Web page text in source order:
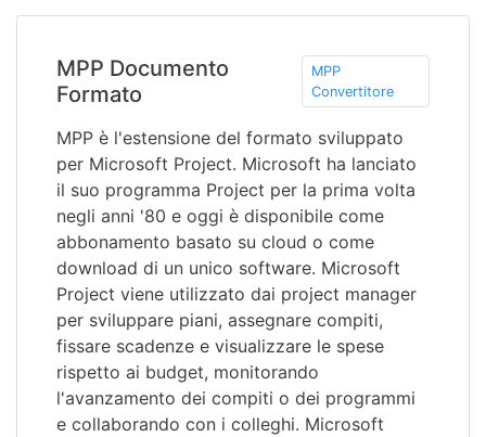
MPP Documento
Formato
MPP
Convertitore
MPP è l'estensione del formato sviluppato
per Microsoft Project. Microsoft ha lanciato
il suo programma Project per la prima volta
negli anni '80 e oggi è disponibile come
abbonamento basato su cloud o come
download di un unico software. Microsoft
Project viene utilizzato dai project manager
per sviluppare piani, assegnare compiti,
fissare scadenze e visualizzare le spese
rispetto ai budget, monitorando
l'avanzamento dei compiti o dei programmi
e collaborando con i colleghi. Microsoft